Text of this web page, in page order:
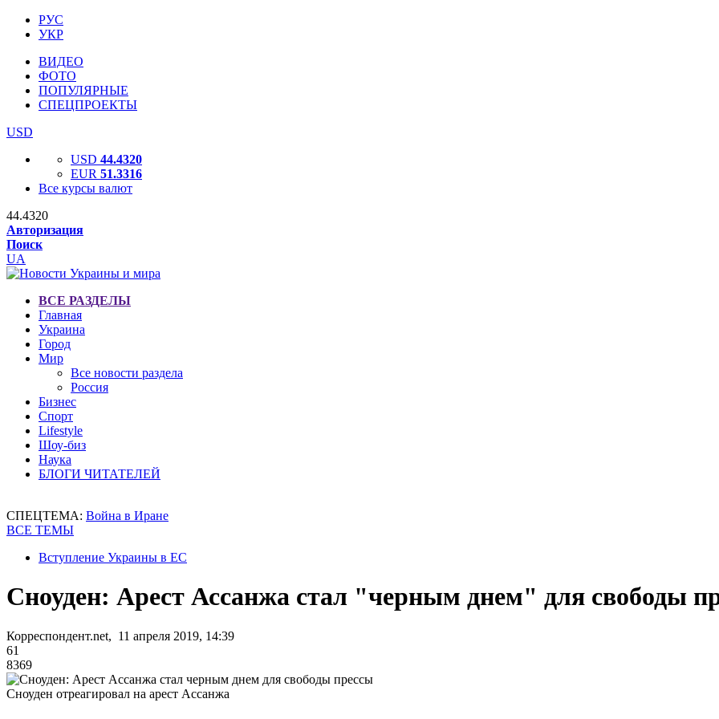
РУС
УКР
ВИДЕО
ФОТО
ПОПУЛЯРНЫЕ
СПЕЦПРОЕКТЫ
USD
USD 44.4320
EUR 51.3316
Все курсы валют
44.4320
Авторизация
Поиск
UA
ВСЕ РАЗДЕЛЫ
Главная
Украина
Город
Мир
Все новости раздела
Россия
Бизнес
Спорт
Lifestyle
Шоу-биз
Наука
БЛОГИ ЧИТАТЕЛЕЙ
СПЕЦТЕМА: Война в Иране
ВСЕ ТЕМЫ
Вступление Украины в ЕС
Сноуден: Арест Ассанжа стал "черным днем" для свободы
Корреспондент.net, 11 апреля 2019, 14:39
61
8369
Сноуден отреагировал на арест Ассанжа